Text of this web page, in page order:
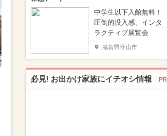
中学生以下入館無料！
圧倒的没入感、インタ
ラクティブ展覧会
滋賀県守山市
必見! お出かけ家族にイチオシ情報 PR